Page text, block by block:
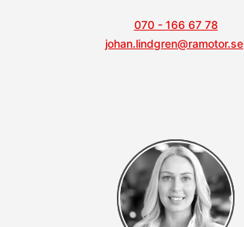
070 - 166 67 78
johan.lindgren@ramotor.se